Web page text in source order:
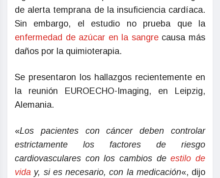
de alerta temprana de la insuficiencia cardíaca.
Sin embargo, el estudio no prueba que la
enfermedad de azúcar en la sangrecausa más
daños por la quimioterapia.
Se presentaron los hallazgos recientemente en
la reunión EUROECHO-Imaging, en Leipzig,
Alemania.
«Los pacientes con cáncer deben controlar
estrictamente los factores de riesgo
cardiovasculares con los cambios deestilo de
vida y, si es necesario, con la medicación«, dijo